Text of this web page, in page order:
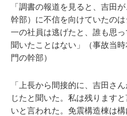
「調書の報道を見ると、吉田
幹部）に不信を向けていたの
一の社員は逃げたと、誰も思
聞いたことはない」（事故当
門の幹部）
「上長から間接的に、吉田さ
じたと聞いた。私は残ります
いと言われた。免震構造棟は